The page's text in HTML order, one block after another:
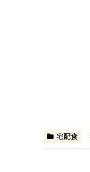
宅配食